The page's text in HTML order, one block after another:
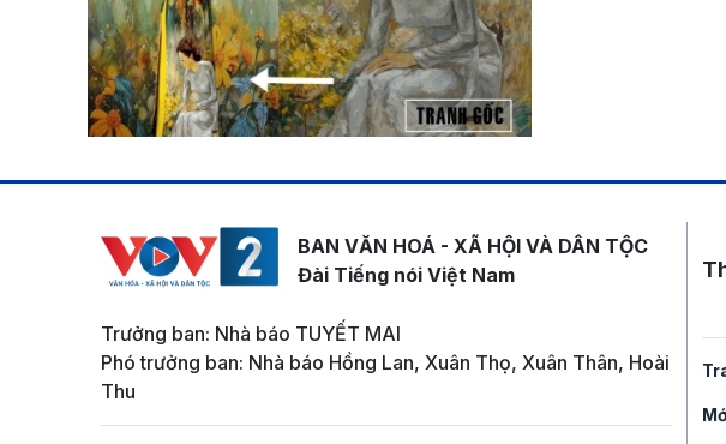
BAN VĂN HOÁ - XÃ HỘI VÀ DÂN TỘC
Đài Tiếng nói Việt Nam
Trưởng ban: Nhà báo TUYẾT MAI
Phó trưởng ban: Nhà báo Hồng Lan, Xuân Thọ, Xuân Thân, Hoài
Thu